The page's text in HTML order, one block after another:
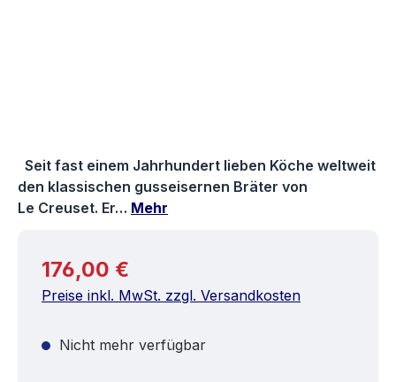
Seit fast einem Jahrhundert lieben Köche weltweit
den klassischen gusseisernen Bräter von
Le Creuset. Er… Mehr
Regulärer Preis:
176,00 €
Preise inkl. MwSt. zzgl. Versandkosten
Nicht mehr verfügbar